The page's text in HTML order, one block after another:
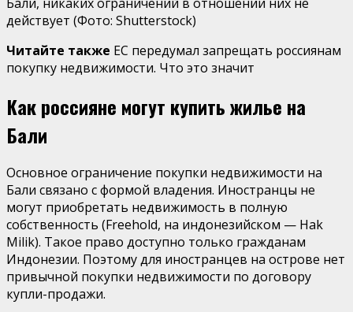
действует (Фото: Shutterstock)
Читайте также ЕС передумал запрещать россиянам
покупку недвижимости. Что это значит
Как россияне могут купить жилье на
Бали
Основное ограничение покупки недвижимости на
Бали связано с формой владения. Иностранцы не
могут приобретать недвижимость в полную
собственность (Freehold, на индонезийском — Hak
Milik). Такое право доступно только гражданам
Индонезии. Поэтому для иностранцев на острове нет
привычной покупки недвижимости по договору
купли-продажи.